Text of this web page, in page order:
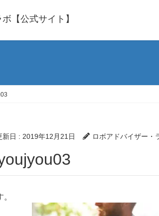
【公式サイト】
新日 : 2019年12月21日 ロボアドバイザー・